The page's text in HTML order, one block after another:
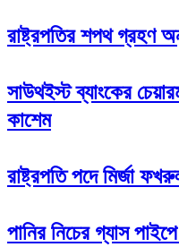
রাষ্ট্রপতির শপথ গ্রহণ
সাউথইস্ট ব্যাংকের
কাশেম
রাষ্ট্রপতি পদে মির্জা
পানির নিচের গ্যাস